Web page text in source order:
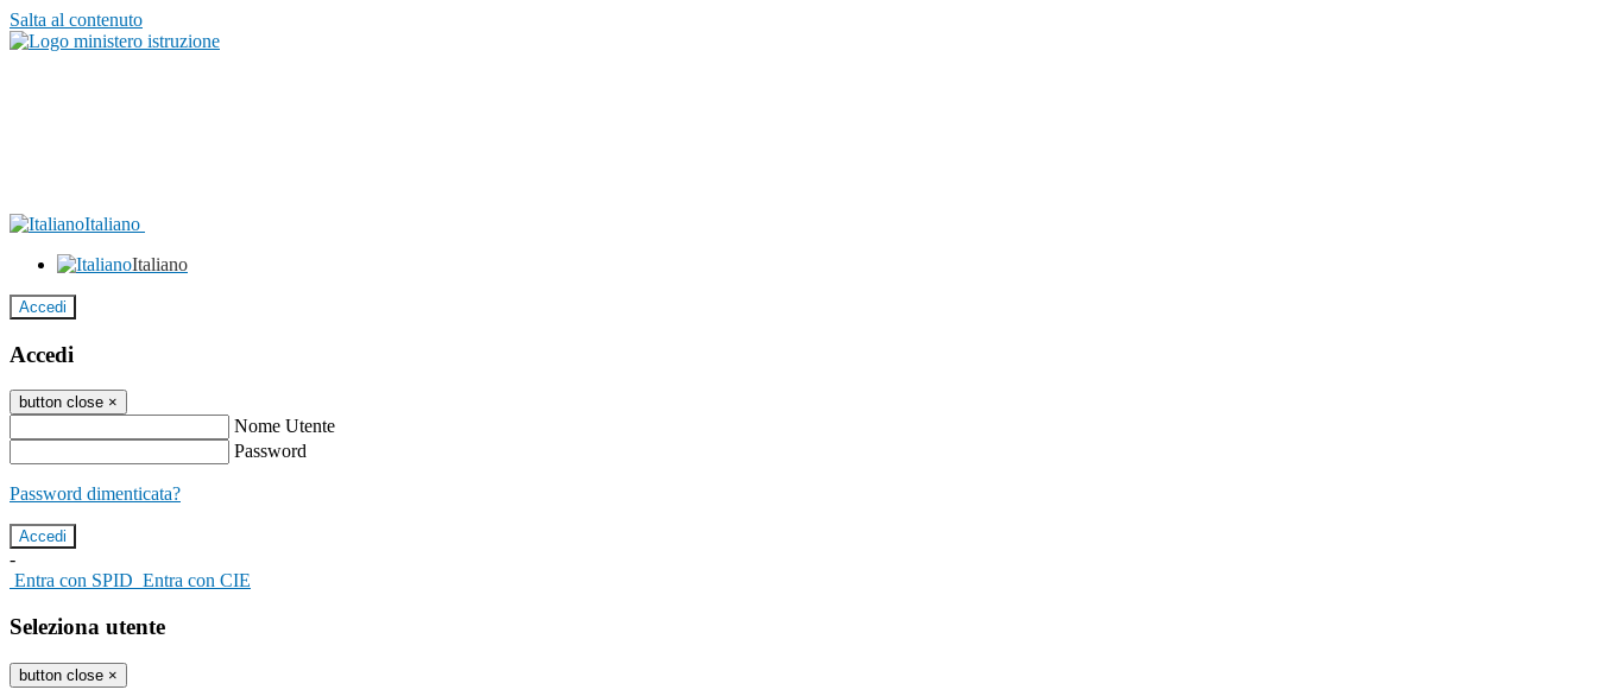
Salta al contenuto
Italiano
Italiano
Accedi
Accedi
button close ×
Nome Utente
Password
Password dimenticata?
-
Entra con SPID Entra con CIE
Seleziona utente
button close ×